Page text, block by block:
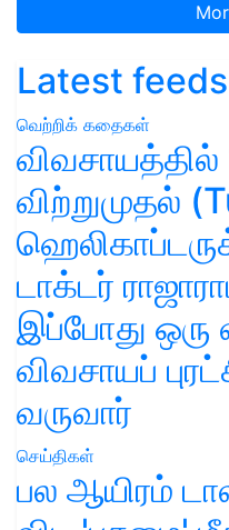
Latest feeds
வெற்றிக் கதைகள்
விவசாயத்தில்
விற்றுமுதல்
டாக்டர்
இப்போது ஒரு
விவசாயப்
வருவார்
செய்திகள்
பல ஆயிரம்